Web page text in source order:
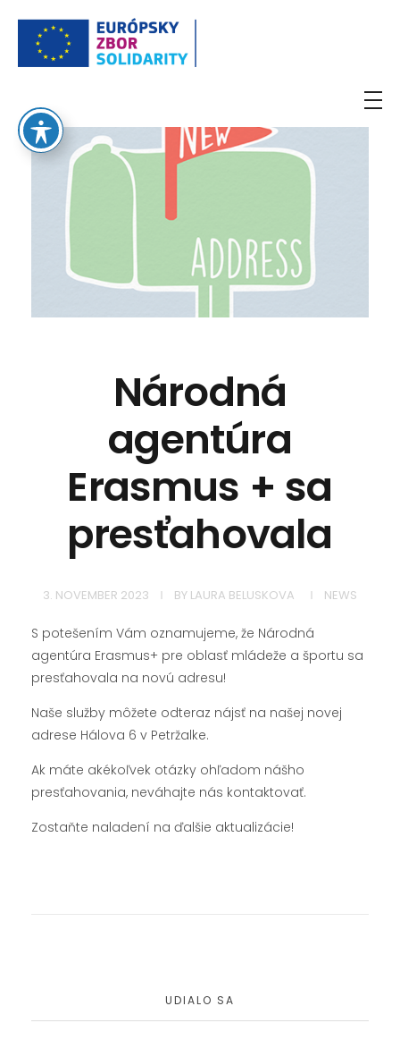
Národná
agentúra
Erasmus + sa
presťahovala
3. NOVEMBER 2023 BY LAURA BELUSKOVA NEWS
S potešením Vám oznamujeme, že Národná
agentúra Erasmus+ pre oblasť mládeže a športu sa
presťahovala na novú adresu!
Naše služby môžete odteraz nájsť na našej novej
adrese Hálova 6 v Petržalke.
Ak máte akékoľvek otázky ohľadom nášho
presťahovania, neváhajte nás kontaktovať.
Zostaňte naladení na ďalšie aktualizácie!
UDIALO SA